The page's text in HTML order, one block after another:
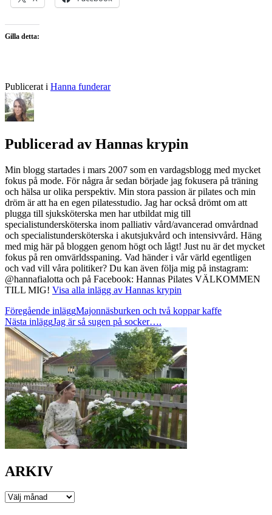
Gilla detta:
Publicerat i Hanna funderar
Publicerad av Hannas krypin
Min blogg startades i mars 2007 som en vardagsblogg med mycket
fokus på mode. För några år sedan började jag fokusera på träning
och hälsa ur olika perspektiv. Min stora passion är pilates och min
dröm är att ha en egen pilatesstudio. Jag har också drömt om att
plugga till sjuksköterska men har utbildat mig till
specialistundersköterska inom palliativ vård/avancerad omvårdnad
och specialistundersköterska i akutsjukvård och intensivvård. Häng
med mig här på bloggen genom högt och lågt! Just nu är det mycket
fokus på ren omvärldsspaning. Vad händer i vår värld egentligen
och vad vill våra politiker? Du kan även följa mig på instagram:
@hannafialotta och på Facebook: Hannas Pilates VÄLKOMMEN
TILL MIG! Visa alla inlägg av Hannas krypin
Inläggsnavigering
Föregående inläggMajonnäsburken och två koppar kaffe
Nästa inläggJag är så sugen på socker….
ARKIV
ARKIV